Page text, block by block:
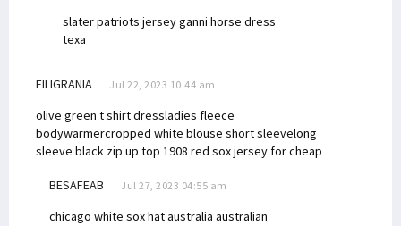
slater patriots jerseyganni horse dress
texa
FILIGRANIA Jul 22, 2023 10:44 am
olive green t shirt dressladies fleece
bodywarmercropped white blouse short sleevelong
sleeve black zip up top 1908 red sox jersey for cheap
BESAFEAB Jul 27, 2023 04:55 am
chicago white sox hat australia australian